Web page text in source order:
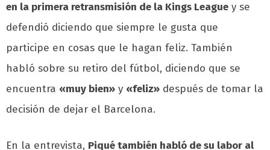
en la primera retransmisión de la Kings League y se
defendió diciendo que siempre le gusta que
participe en cosas que le hagan feliz. También
habló sobre su retiro del fútbol, diciendo que se
encuentra «muy bien» y «feliz» después de tomar la
decisión de dejar el Barcelona.
En la entrevista, Piqué también habló de su labor al